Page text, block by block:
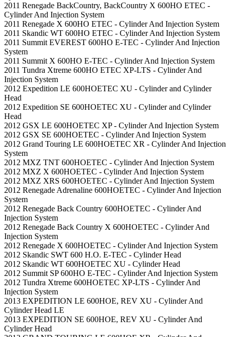
2011 Renegade BackCountry, BackCountry X 600HO ETEC -
Cylinder And Injection System
2011 Renegade X 600HO ETEC - Cylinder And Injection System
2011 Skandic WT 600HO ETEC - Cylinder And Injection System
2011 Summit EVEREST 600HO E-TEC - Cylinder And Injection
System
2011 Summit X 600HO E-TEC - Cylinder And Injection System
2011 Tundra Xtreme 600HO ETEC XP-LTS - Cylinder And
Injection System
2012 Expedition LE 600HOETEC XU - Cylinder and Cylinder
Head
2012 Expedition SE 600HOETEC XU - Cylinder and Cylinder
Head
2012 GSX LE 600HOETEC XP - Cylinder And Injection System
2012 GSX SE 600HOETEC - Cylinder And Injection System
2012 Grand Touring LE 600HOETEC XR - Cylinder And Injection
System
2012 MXZ TNT 600HOETEC - Cylinder And Injection System
2012 MXZ X 600HOETEC - Cylinder And Injection System
2012 MXZ XRS 600HOETEC - Cylinder And Injection System
2012 Renegade Adrenaline 600HOETEC - Cylinder And Injection
System
2012 Renegade Back Country 600HOETEC - Cylinder And
Injection System
2012 Renegade Back Country X 600HOETEC - Cylinder And
Injection System
2012 Renegade X 600HOETEC - Cylinder And Injection System
2012 Skandic SWT 600 H.O. E-TEC - Cylinder Head
2012 Skandic WT 600HOETEC XU - Cylinder Head
2012 Summit SP 600HO E-TEC - Cylinder And Injection System
2012 Tundra Xtreme 600HOETEC XP-LTS - Cylinder And
Injection System
2013 EXPEDITION LE 600HOE, REV XU - Cylinder And
Cylinder Head LE
2013 EXPEDITION SE 600HOE, REV XU - Cylinder And
Cylinder Head